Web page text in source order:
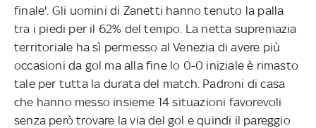
finale'. Gli uomini di Zanetti hanno tenuto la palla
tra i piedi per il 62% del tempo. La netta supremazia
territoriale ha sì permesso al Venezia di avere più
occasioni da gol ma alla fine lo 0-0 iniziale è rimasto
tale per tutta la durata del match. Padroni di casa
che hanno messo insieme 14 situazioni favorevoli
senza però trovare la via del gol e quindi il pareggio